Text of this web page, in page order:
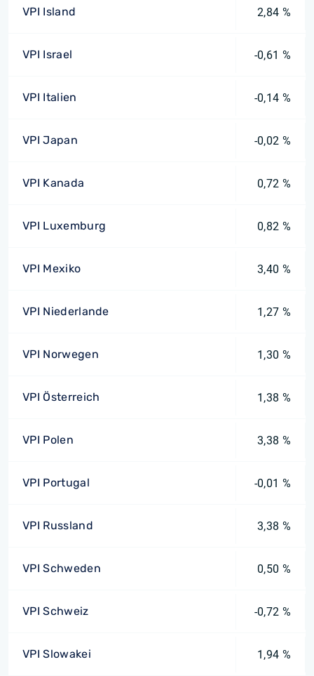
VPI Island 2,84 %
VPI Israel -0,61 %
VPI Italien -0,14 %
VPI Japan -0,02 %
VPI Kanada 0,72 %
VPI Luxemburg 0,82 %
VPI Mexiko 3,40 %
VPI Niederlande 1,27 %
VPI Norwegen 1,30 %
VPI Österreich 1,38 %
VPI Polen 3,38 %
VPI Portugal -0,01 %
VPI Russland 3,38 %
VPI Schweden 0,50 %
VPI Schweiz -0,72 %
VPI Slowakei 1,94 %